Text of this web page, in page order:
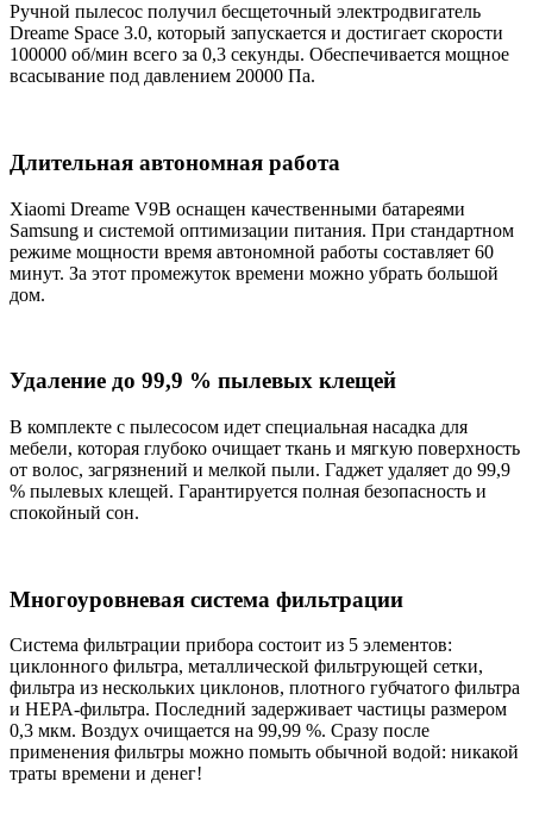
Ручной пылесос получил бесщеточный электродвигатель
Dreame Space 3.0, который запускается и достигает скорости
100000 об/мин всего за 0,3 секунды. Обеспечивается мощное
всасывание под давлением 20000 Па.
Длительная автономная работа
Xiaomi Dreame V9B оснащен качественными батареями
Samsung и системой оптимизации питания. При стандартном
режиме мощности время автономной работы составляет 60
минут. За этот промежуток времени можно убрать большой
дом.
Удаление до 99,9 % пылевых клещей
В комплекте с пылесосом идет специальная насадка для
мебели, которая глубоко очищает ткань и мягкую поверхность
от волос, загрязнений и мелкой пыли. Гаджет удаляет до 99,9
% пылевых клещей. Гарантируется полная безопасность и
спокойный сон.
Многоуровневая система фильтрации
Система фильтрации прибора состоит из 5 элементов:
циклонного фильтра, металлической фильтрующей сетки,
фильтра из нескольких циклонов, плотного губчатого фильтра
и НЕРА-фильтра. Последний задерживает частицы размером
0,3 мкм. Воздух очищается на 99,99 %. Сразу после
применения фильтры можно помыть обычной водой: никакой
траты времени и денег!